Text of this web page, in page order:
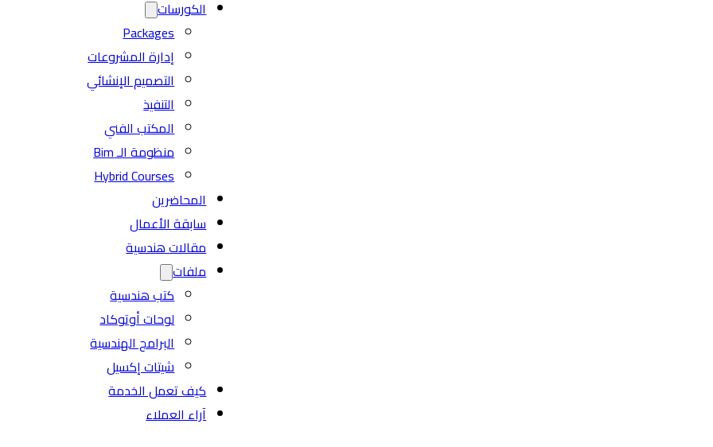
الكورسات
Packages
إدارة المشروعات
التصميم الإنشائي
التنفيذ
المكتب الفني
منظومة الـ Bim
Hybrid Courses
المحاضرين
سابقة الأعمال
مقالات هندسية
ملفات
كتب هندسية
لوحات أوتوكاد
البرامج الهندسية
شيتات إكسيل
كيف تعمل الخدمة
آراء العملاء